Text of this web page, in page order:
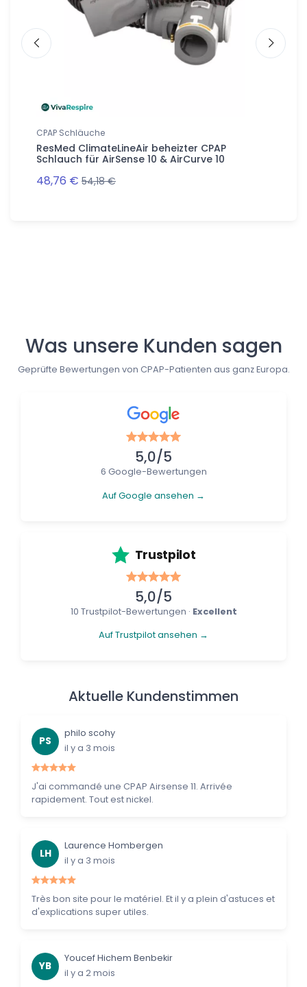
CPAP Schläuche
ResMed ClimateLineAir beheizter CPAP
Schlauch für AirSense 10 & AirCurve 10
48,76 € 54,18 €
Was unsere Kunden sagen
Geprüfte Bewertungen von CPAP-Patienten aus ganz Europa.
5,0/5
6 Google-Bewertungen
Auf Google ansehen →
Trustpilot
5,0/5
10 Trustpilot-Bewertungen · Excellent
Auf Trustpilot ansehen →
Aktuelle Kundenstimmen
PS
philo scohy
il y a 3 mois
J'ai commandé une CPAP Airsense 11. Arrivée
rapidement. Tout est nickel.
LH
Laurence Hombergen
il y a 3 mois
Très bon site pour le matériel. Et il y a plein d'astuces et
d'explications super utiles.
YB
Youcef Hichem Benbekir
il y a 2 mois